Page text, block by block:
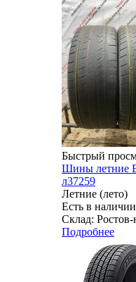
Быстрый
Шины летние
л37259
Летние (лето)
Есть в
Склад:
Подробнее